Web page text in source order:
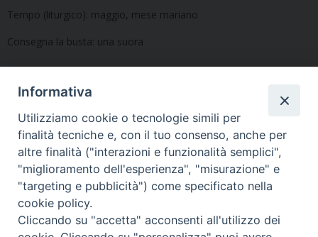
Tempo (liturgico): maggio, mese mariano
Consegna la busta: una suora
Vuoi condividere questo articolo?
Informativa
Utilizziamo cookie o tecnologie simili per
finalità tecniche e, con il tuo consenso, anche per
altre finalità ("interazioni e funzionalità semplici",
"miglioramento dell'esperienza", "misurazione" e
"targeting e pubblicità") come specificato nella
cookie policy.
Cliccando su "accetta" acconsenti all'utilizzo dei